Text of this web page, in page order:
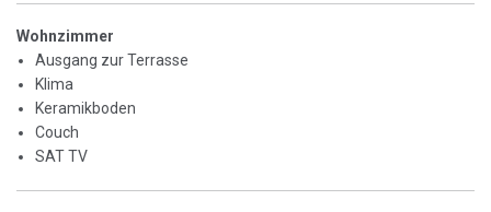
Wohnzimmer
Ausgang zur Terrasse
Klima
Keramikboden
Couch
SAT TV